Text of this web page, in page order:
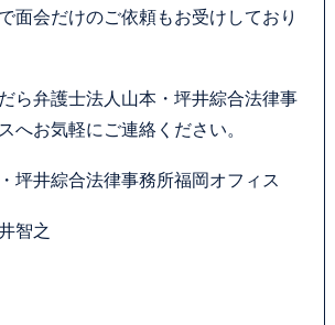
面会だけのご依頼もお受けしており
ら弁護士法人山本・坪井綜合法律事
へお気軽にご連絡ください。
坪井綜合法律事務所福岡オフィス
智之